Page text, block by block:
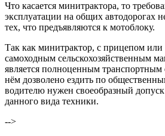
Что касается минитрактора, то
эксплуатации на общих автодорогах
тех, что предъявляются к мотоблоку.
Так как минитрактор, с прицепом или
самоходным сельскохозяйственным
является полноценным транспортным
нём дозволено ездить по
водителю нужен своеобразный
данного вида техники.
-->